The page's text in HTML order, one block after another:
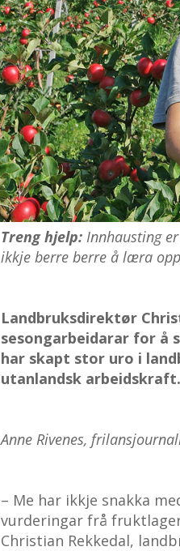
Treng hjelp: Innhausting
ikkje berre berre å læra
Landbruksdirektør
sesongarbeidarar for å
har skapt stor uro i
utanlandsk arbeidskraft.
Anne Rivenes,
– Me har ikkje snakka
vurderingar frå
Christian Rekkedal,